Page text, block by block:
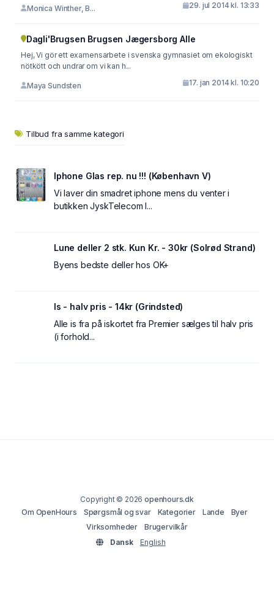
Monica Winther, B... 29. jul 2014 kl. 13:33
Dagli'Brugsen Brugsen Jægersborg Alle
Hej, Vi gör ett examensarbete i svenska gymnasiet om ekologiskt
nötkött och undrar om vi kan h...
Maya Sundsten 17. jan 2014 kl. 10:20
Tilbud fra samme kategori
Iphone Glas rep. nu !!! (København V)
Vi laver din smadret iphone mens du venter i
butikken JyskTelecom I...
Lune deller 2 stk. Kun Kr. - 30kr (Solrød Strand)
Byens bedste deller hos OK+
Is - halv pris - 14kr (Grindsted)
Alle is fra på iskortet fra Premier sælges til halv pris
(i forhold...
Copyright © 2026openhours.dk
Om OpenHours
Spørgsmål og svar Kategorier Lande
Byer
Virksomheder
Brugervilkår
Dansk
English